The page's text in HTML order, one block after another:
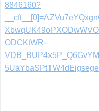
8846160?
ODCKtWR-